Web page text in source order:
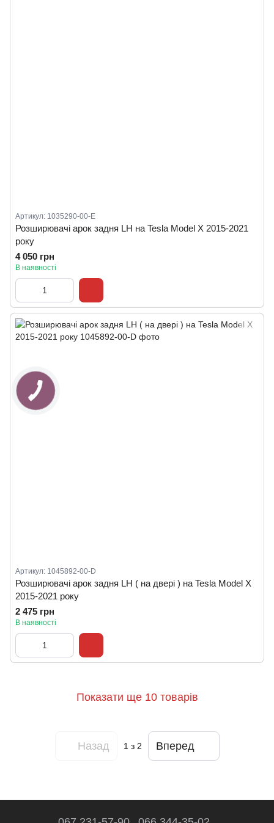
Артикул: 1035290-00-E
Розширювачі арок задня LH на Tesla Model X 2015-2021
року
4 050 грн
В наявності
Артикул: 1045892-00-D
Розширювачі арок задня LH ( на двері ) на Tesla Model X
2015-2021 року
2 475 грн
В наявності
Показати ще 10 товарів
Назад 1 з 2 Вперед